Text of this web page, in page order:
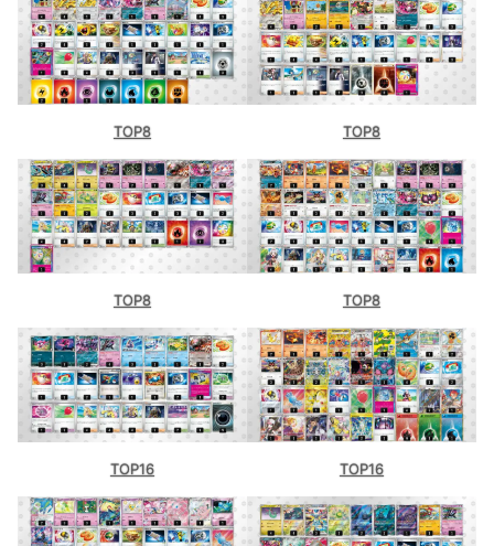
TOP8 TOP8
TOP8 TOP8
TOP16 TOP16